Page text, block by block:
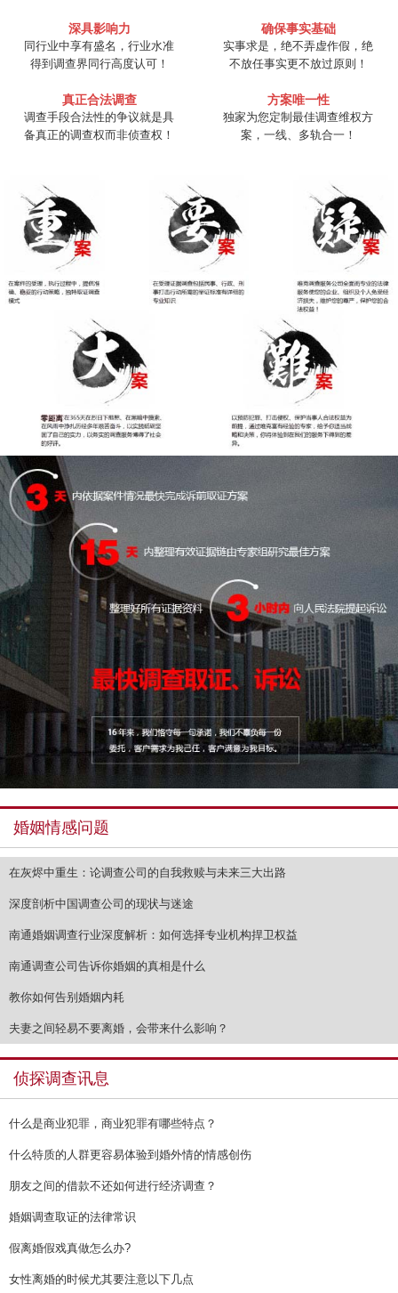
深具影响力
同行业中享有盛名，行业水准
得到调查界同行高度认可！
确保事实基础
实事求是，绝不弄虚作假，绝
不放任事实更不放过原则！
真正合法调查
调查手段合法性的争议就是具
备真正的调查权而非侦查权！
方案唯一性
独家为您定制最佳调查维权方
案，一线、多轨合一！
婚姻情感问题
在灰烬中重生：论调查公司的自我救赎与未来三大出路
深度剖析中国调查公司的现状与迷途
南通婚姻调查行业深度解析：如何选择专业机构捍卫权益
南通调查公司告诉你婚姻的真相是什么
教你如何告别婚姻内耗
夫妻之间轻易不要离婚，会带来什么影响？
侦探调查讯息
什么是商业犯罪，商业犯罪有哪些特点？
什么特质的人群更容易体验到婚外情的情感创伤
朋友之间的借款不还如何进行经济调查？
婚姻调查取证的法律常识
假离婚假戏真做怎么办?
女性离婚的时候尤其要注意以下几点